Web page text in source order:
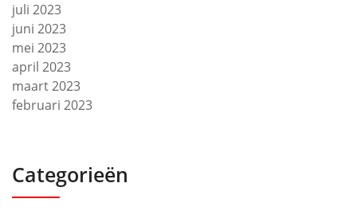
juli 2023
juni 2023
mei 2023
april 2023
maart 2023
februari 2023
Categorieën